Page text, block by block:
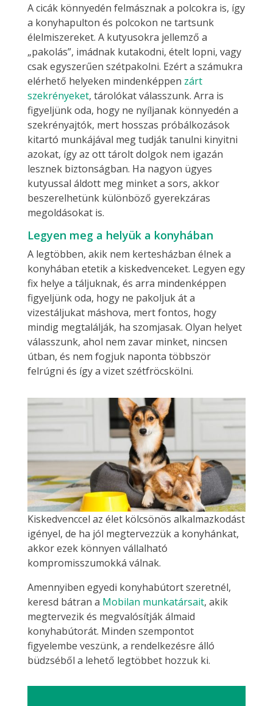
A cicák könnyedén felmásznak a polcokra is, így
a konyhapulton és polcokon ne tartsunk
élelmiszereket. A kutyusokra jellemző a
„pakolás”, imádnak kutakodni, ételt lopni, vagy
csak egyszerűen szétpakolni. Ezért a számukra
elérhető helyeken mindenképpen zárt
szekrényeket, tárolókat válasszunk. Arra is
figyeljünk oda, hogy ne nyíljanak könnyedén a
szekrényajtók, mert hosszas próbálkozások
kitartó munkájával meg tudják tanulni kinyitni
azokat, így az ott tárolt dolgok nem igazán
lesznek biztonságban. Ha nagyon ügyes
kutyussal áldott meg minket a sors, akkor
beszerelhetünk különböző gyerekzáras
megoldásokat is.
Legyen meg a helyük a konyhában
A legtöbben, akik nem kertesházban élnek a
konyhában etetik a kiskedvenceket. Legyen egy
fix helye a táljuknak, és arra mindenképpen
figyeljünk oda, hogy ne pakoljuk át a
vizestáljukat máshova, mert fontos, hogy
mindig megtalálják, ha szomjasak. Olyan helyet
válasszunk, ahol nem zavar minket, nincsen
útban, és nem fogjuk naponta többször
felrúgni és így a vizet szétfröcskölni.
Kiskedvenccel az élet kölcsönös alkalmazkodást
igényel, de ha jól megtervezzük a konyhánkat,
akkor ezek könnyen vállalható
kompromisszumokká válnak.
Amennyiben egyedi konyhabútort szeretnél,
keresd bátran a Mobilan munkatársait, akik
megtervezik és megvalósítják álmaid
konyhabútorát. Minden szempontot
figyelembe veszünk, a rendelkezésre álló
büdzséből a lehető legtöbbet hozzuk ki.